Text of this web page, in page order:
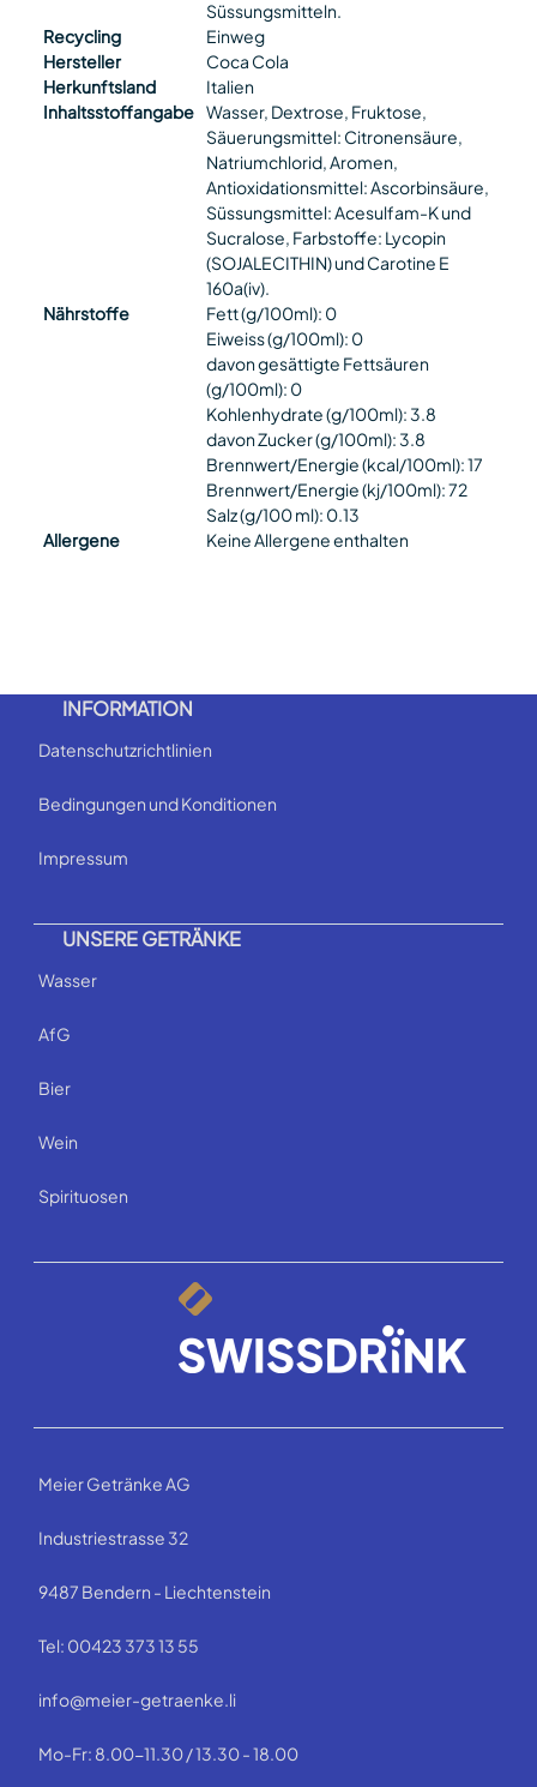
Süssungsmitteln.
Recycling
Einweg
Hersteller
Coca Cola
Herkunftsland
Italien
Inhaltsstoffangabe Wasser, Dextrose, Fruktose,
Säuerungsmittel: Citronensäure,
Natriumchlorid, Aromen,
Antioxidationsmittel: Ascorbinsäure,
Süssungsmittel: Acesulfam-K und
Sucralose, Farbstoffe: Lycopin
(SOJALECITHIN) und Carotine E
160a(iv).
Nährstoffe
Fett (g/100ml): 0
Eiweiss (g/100ml): 0
davon gesättigte Fettsäuren
(g/100ml): 0
Kohlenhydrate (g/100ml): 3.8
davon Zucker (g/100ml): 3.8
Brennwert/Energie (kcal/100ml): 17
Brennwert/Energie (kj/100ml): 72
Salz (g/100 ml): 0.13
Allergene
Keine Allergene enthalten
INFORMATION
Datenschutzrichtlinien
Bedingungen und Konditionen
Impressum
UNSERE GETRÄNKE
Wasser
AfG
Bier
Wein
Spirituosen
Meier Getränke AG
Industriestrasse 32
9487 Bendern - Liechtenstein
Tel: 00423 373 13 55
info@meier-getraenke.li
Mo-Fr: 8.00-11.30 / 13.30 - 18.00